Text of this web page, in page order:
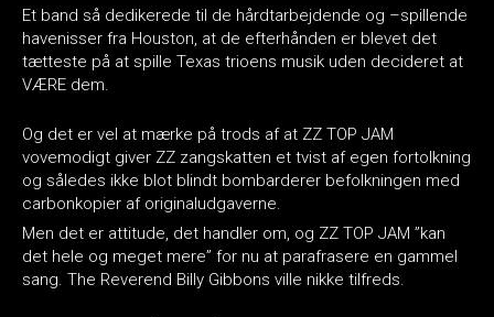
Et band så dedikerede til de hårdtarbejdende og –spillende
havenisser fra Houston, at de efterhånden er blevet det
tætteste på at spille Texas trioens musik uden decideret at
VÆRE dem.
Og det er vel at mærke på trods af at ZZ TOP JAM
vovemodigt giver ZZ zangskatten et tvist af egen fortolkning
og således ikke blot blindt bombarderer befolkningen med
carbonkopier af originaludgaverne.
Men det er attitude, det handler om, og ZZ TOP JAM ”kan
det hele og meget mere” for nu at parafrasere en gammel
sang. The Reverend Billy Gibbons ville nikke tilfreds.